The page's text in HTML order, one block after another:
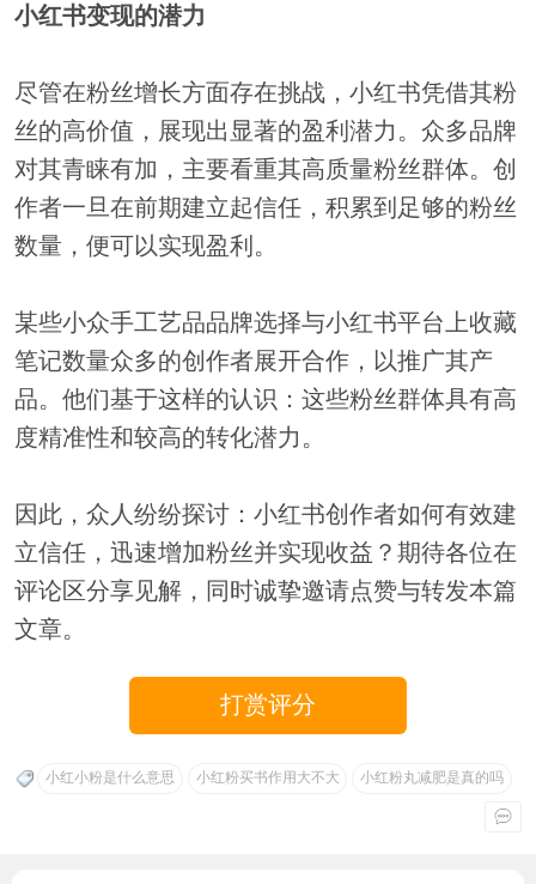
小红书变现的潜力
尽管在粉丝增长方面存在挑战，小红书凭借其粉
丝的高价值，展现出显著的盈利潜力。众多品牌
对其青睐有加，主要看重其高质量粉丝群体。创
作者一旦在前期建立起信任，积累到足够的粉丝
数量，便可以实现盈利。
某些小众手工艺品品牌选择与小红书平台上收藏
笔记数量众多的创作者展开合作，以推广其产
品。他们基于这样的认识：这些粉丝群体具有高
度精准性和较高的转化潜力。
因此，众人纷纷探讨：小红书创作者如何有效建
立信任，迅速增加粉丝并实现收益？期待各位在
评论区分享见解，同时诚挚邀请点赞与转发本篇
文章。
打赏评分
小红小粉是什么意思 小红粉买书作用大不大 小红粉丸减肥是真的吗